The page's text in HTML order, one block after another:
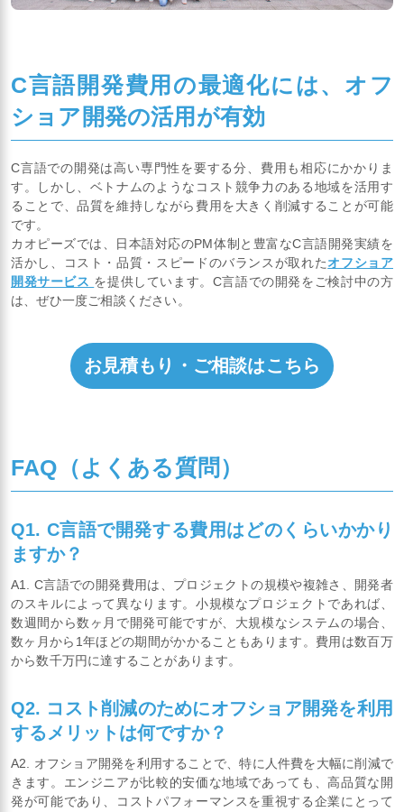
C言語開発費用の最適化には、オフ
ショア開発の活用が有効
C言語での開発は高い専門性を要する分、費用も相応にかかりま
す。しかし、ベトナムのようなコスト競争力のある地域を活用す
ることで、品質を維持しながら費用を大きく削減することが可能
です。
カオピーズでは、日本語対応のPM体制と豊富なC言語開発実績を
活かし、コスト・品質・スピードのバランスが取れたオフショア
開発サービス を提供しています。C言語での開発をご検討中の方
は、ぜひ一度ご相談ください。
お見積もり・ご相談はこちら
FAQ（よくある質問）
Q1. C言語で開発する費用はどのくらいかかり
ますか？
A1. C言語での開発費用は、プロジェクトの規模や複雑さ、開発者
のスキルによって異なります。小規模なプロジェクトであれば、
数週間から数ヶ月で開発可能ですが、大規模なシステムの場合、
数ヶ月から1年ほどの期間がかかることもあります。費用は数百万
から数千万円に達することがあります。
Q2. コスト削減のためにオフショア開発を利用
するメリットは何ですか？
A2. オフショア開発を利用することで、特に人件費を大幅に削減で
きます。エンジニアが比較的安価な地域であっても、高品質な開
発が可能であり、コストパフォーマンスを重視する企業にとって